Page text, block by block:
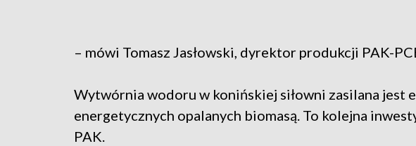
– mówi Tomasz Jasłowski, dyrektor produkcji PAK-
Wytwórnia wodoru w konińskiej siłowni zasilana jest
energetycznych opalanych biomasą. To kolejna
PAK.